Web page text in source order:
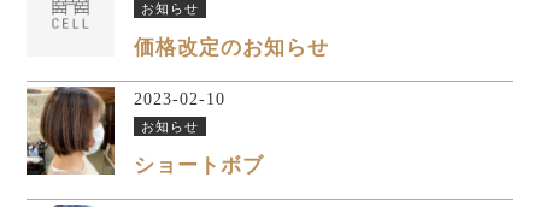
お知らせ
価格改定のお知らせ
2023-02-10
お知らせ
ショートボブ